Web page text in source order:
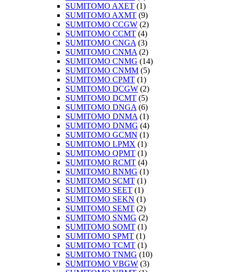
SUMITOMO AXET (1)
SUMITOMO AXMT (9)
SUMITOMO CCGW (2)
SUMITOMO CCMT (4)
SUMITOMO CNGA (3)
SUMITOMO CNMA (2)
SUMITOMO CNMG (14)
SUMITOMO CNMM (5)
SUMITOMO CPMT (1)
SUMITOMO DCGW (2)
SUMITOMO DCMT (5)
SUMITOMO DNGA (6)
SUMITOMO DNMA (1)
SUMITOMO DNMG (4)
SUMITOMO GCMN (1)
SUMITOMO LPMX (1)
SUMITOMO QPMT (1)
SUMITOMO RCMT (4)
SUMITOMO RNMG (1)
SUMITOMO SCMT (1)
SUMITOMO SEET (1)
SUMITOMO SEKN (1)
SUMITOMO SEMT (2)
SUMITOMO SNMG (2)
SUMITOMO SOMT (1)
SUMITOMO SPMT (1)
SUMITOMO TCMT (1)
SUMITOMO TNMG (10)
SUMITOMO VBGW (3)